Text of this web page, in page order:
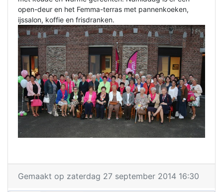
open-deur en het Femma-terras met pannenkoeken,
ijssalon, koffie en frisdranken.
Gemaakt op zaterdag 27 september 2014 16:30